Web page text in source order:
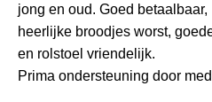
jong en oud. Goed betaalbaar,
heerlijke broodjes worst,
en rolstoel vriendelijk.
Prima ondersteuning door